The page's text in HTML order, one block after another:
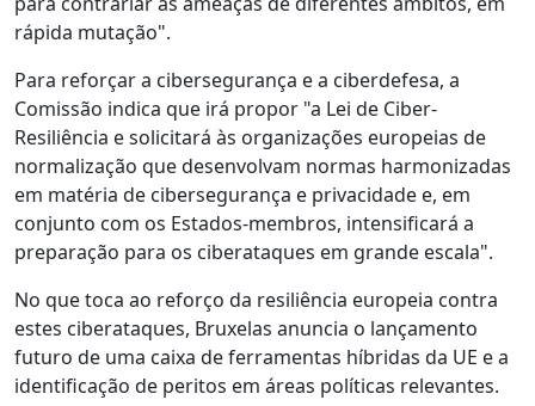
rápida mutação".
Para reforçar a cibersegurança e a ciberdefesa, a
Comissão indica que irá propor "a Lei de Ciber-
Resiliência e solicitará às organizações europeias de
normalização que desenvolvam normas harmonizadas
em matéria de cibersegurança e privacidade e, em
conjunto com os Estados-membros, intensificará a
preparação para os ciberataques em grande escala".
No que toca ao reforço da resiliência europeia contra
estes ciberataques, Bruxelas anuncia o lançamento
futuro de uma caixa de ferramentas híbridas da UE e a
identificação de peritos em áreas políticas relevantes.